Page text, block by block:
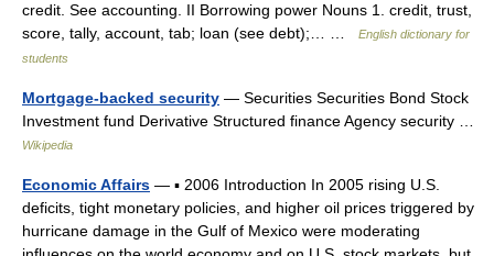
credit. See accounting. II Borrowing power Nouns 1. credit, trust,
score, tally, account, tab; loan (see debt);… …
English dictionary for
students
Mortgage-backed security — Securities Securities Bond Stock
Investment fund Derivative Structured finance Agency security …
Wikipedia
Economic Affairs — ▪ 2006 Introduction In 2005 rising U.S.
deficits, tight monetary policies, and higher oil prices triggered by
hurricane damage in the Gulf of Mexico were moderating